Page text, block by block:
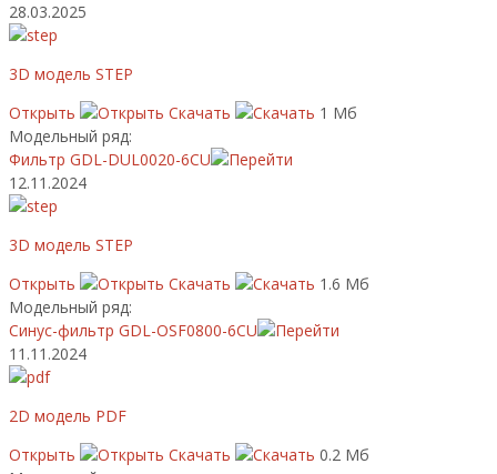
28.03.2025
3D модель STEP
Открыть
Скачать
1 Мб
Модельный ряд:
Фильтр GDL-DUL0020-6CU
12.11.2024
3D модель STEP
Открыть
Скачать
1.6 Мб
Модельный ряд:
Синус-фильтр GDL-OSF0800-6CU
11.11.2024
2D модель PDF
Открыть
Скачать
0.2 Мб